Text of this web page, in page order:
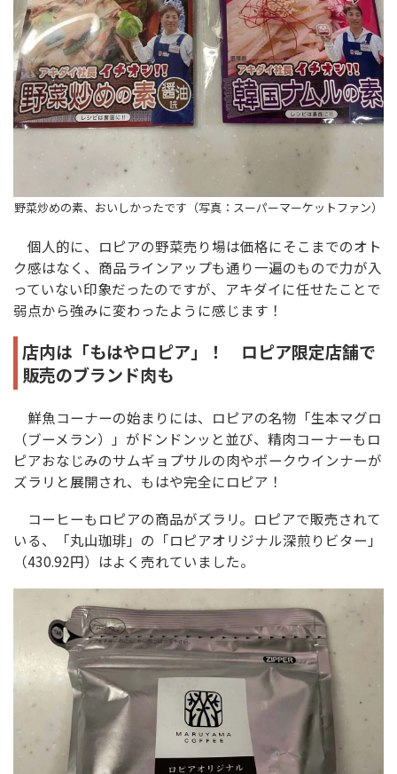
野菜炒めの素、おいしかったです（写真：スーパーマーケットファン）
個人的に、ロピアの野菜売り場は価格にそこまでのオト
ク感はなく、商品ラインアップも通り一遍のもので力が入
っていない印象だったのですが、アキダイに任せたことで
弱点から強みに変わったように感じます！
店内は「もはやロピア」！ ロピア限定店舗で
販売のブランド肉も
鮮魚コーナーの始まりには、ロピアの名物「生本マグロ
（ブーメラン）」がドンドンッと並び、精肉コーナーもロ
ピアおなじみのサムギョプサルの肉やポークウインナーが
ズラリと展開され、もはや完全にロピア！
コーヒーもロピアの商品がズラリ。ロピアで販売されて
いる、「丸山珈琲」の「ロピアオリジナル深煎りビター」
（430.92円）はよく売れていました。